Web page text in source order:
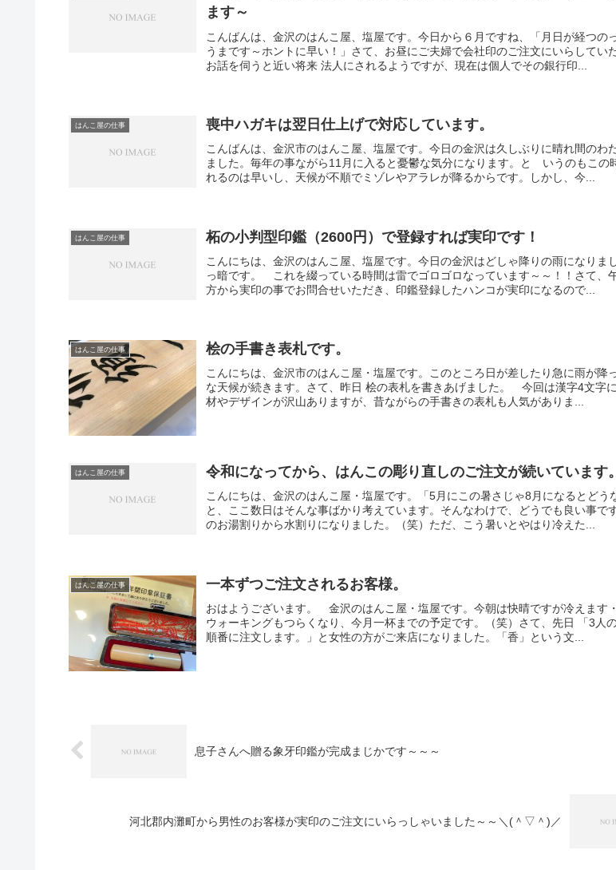
ます～
こんばんは、金沢のはんこ屋、塩屋です。今日から６月ですね、「月日が経つの
うまです～ホントに早い！」さて、お昼にご夫婦で会社印のご注文にいらしてい
お話を伺うと近い将来 法人にされるようですが、現在は個人でその銀行印...
はんこ屋の仕事 喪中ハガキは翌日仕上げで対応しています。
こんばんは、金沢市のはんこ屋、塩屋です。今日の金沢は久しぶりに晴れ間のわ
ました。毎年の事ながら11月に入ると憂鬱な気分になります。と いうのもこの
れるのは早いし、天候が不順でミゾレやアラレが降るからです。しかし、今...
はんこ屋の仕事 柘の小判型印鑑（2600円）で登録すれば実印です！
こんにちは、金沢のはんこ屋、塩屋です。今日の金沢はどしゃ降りの雨になり
っ暗です。 これを綴っている時間は雷でゴロゴロなっています～～！！さて、
方から実印の事でお問合せいただき、印鑑登録したハンコが実印になるので...
はんこ屋の仕事 桧の手書き表札です。
こんにちは、金沢市のはんこ屋・塩屋です。このところ日が差したり急に雨が降
な天候が続きます。さて、昨日 桧の表札を書きあげました。 今回は漢字4文字
材やデザインが沢山ありますが、昔ながらの手書きの表札も人気がありま...
はんこ屋の仕事 令和になってから、はんこの彫り直しのご注文が続いています。
こんにちは、金沢のはんこ屋・塩屋です。「5月にこの暑さじゃ8月になるとどう
と、ここ数日はそんな事ばかり考えています。そんなわけで、どうでも良い事で
のお湯割りから水割りになりました。（笑）ただ、こう暑いとやはり冷えた...
はんこ屋の仕事 一本ずつご注文されるお客様。
おはようございます。 金沢のはんこ屋・塩屋です。今朝は快晴ですが冷えま
ウォーキングもつらくなり、今月一杯までの予定です。（笑）さて、先日 「3人
順番に注文します。」と女性の方がご来店になりました。「香」という文...
息子さんへ贈る象牙印鑑が完成まじかです～～～
河北郡内灘町から男性のお客様が実印のご注文にいらっしゃいました～～＼(＾▽＾)／